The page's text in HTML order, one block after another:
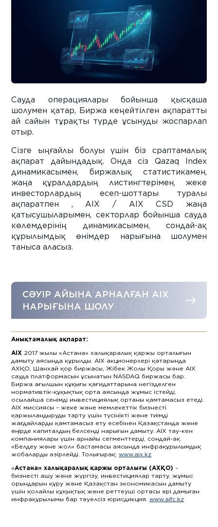
Сауда операциялары бойынша қысқаша
шолумен қатар, Биржа кеңейтілген ақпаратты
ай сайын тұрақты түрде ұсынуды жоспарлап
отыр.
Сізге ыңғайлы болуы үшін біз сраптамалық
ақпарат дайындадық. Онда сіз Qazaq Index
динамикасымен, биржалық статистикамен,
жаңа құралдардың листингтерімен, жеке
инвесторлардың есеп-шоттары туралы
ақпаратпен , AIX / AIX CSD жаңа
қатысушыларымен, секторлар бойынша сауда
көлемдерінің динамикасымен, сондай-ақ
құрылымдық өнімдер нарығына шолумен
таныса аласыз.
CӘУІР АЙЫНА АРНАЛҒАН AIX
НАРЫҒЫНА ШОЛУ
Анықтамалық ақпарат:
AIX 2017 жылы «Астана» халықаралық қаржы орталығын
дамыту аясында құрылды. AIX акционерлері қатарында
АХҚО, Шанхай қор биржасы, Жібек Жолы Қоры және AIX
сауда платформасын ұсынатын NASDAQ биржасы бар.
Биржа ағылшын құқығы қағидаттарына негізделген
нормативтік-құқықтық орта аясында жұмыс істейді,
осылайша сенімді инвестициялық ортаны қамтамасыз етеді.
AIX миссиясы – жеке және мемлекеттік бизнесті
қаржыландыруды тарту үшін түсінікті және тиімді
жағдайларды қамтамасыз ету есебінен Қазақстанда және
өңірде капиталдың белсенді нарығын дамыту. AIX тау-кен
компаниялары үшін арнайы сегменттерді, сондай-ақ
«Белдеу және жол» бастамасы аясында инфрақұрылымдық
жобаларды әзірлейді. Толығырақ:www.aix.kz
«Астана» халықаралық қаржы орталығы (АХҚО) –
бизнесті ашу және жүргізу, инвестициялар тарту, жұмыс
орындарын құру және Қазақстан экономикасын дамыту
үшін қолайлы құқықтық және реттеуші ортасы әрі дамыған
инфрақұрылымы бар тәуелсіз юрисдикция.www.aifc.kz